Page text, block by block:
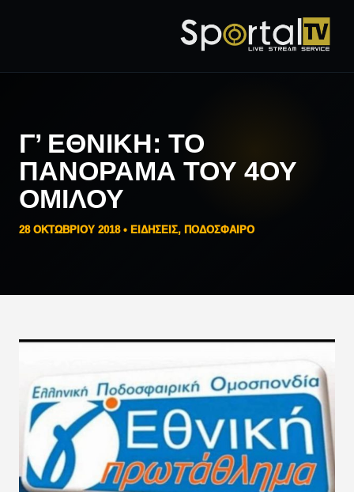
Γ’ ΕΘΝΙΚΉ: ΤΟ
ΠΑΝΌΡΑΜΑ ΤΟΥ 4ΟΥ
ΟΜΊΛΟΥ
28 ΟΚΤΩΒΡΊΟΥ 2018 • ΕΙΔΗΣΕΙΣ, ΠΟΔΟΣΦΑΙΡΟ